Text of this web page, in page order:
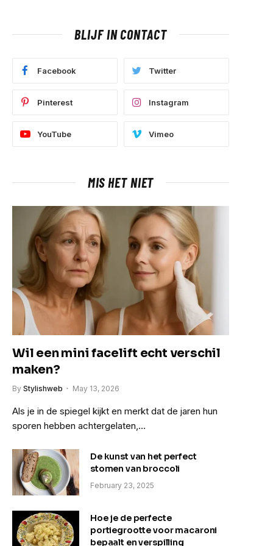
BLIJF IN CONTACT
Facebook Twitter
Pinterest Instagram
YouTube Vimeo
MIS HET NIET
Wil een mini facelift echt verschil
maken?
By Stylishweb May 13, 2026
Als je in de spiegel kijkt en merkt dat de jaren hun
sporen hebben achtergelaten,…
De kunst van het perfect
stomen van broccoli
February 23, 2025
Hoe je de perfecte
portiegrootte voor macaroni
bepaalt en verspilling